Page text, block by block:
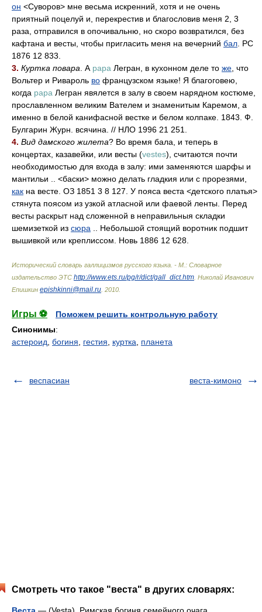
он <Суворов> мне весьма искренний, хотя и не очень
приятный поцелуй и, перекрестив и благословив меня 2, 3
раза, отправился в опочивальню, но скоро возвратился, без
кафтана и весты, чтобы пригласить меня на вечерний бал . РС
1876 12 833.
3. Куртка повара . А papa Легран, в кухонном деле то же , что
Вольтер и Ривароль во французском языке! Я благоговею,
когда papa Легран явялется в залу в своем нарядном костюме,
прославленном великим Вателем и знаменитым Каремом, а
именно в белой канифасной вестке и белом колпаке. 1843. Ф.
Булгарин Журн. всячина. // НЛО 1996 21 251.
4. Вид дамского жилета? Во время бала, и теперь в
концертах, казавейки, или весты (vestes), считаются почти
необходимостью для входа в залу: ими заменяются шарфы и
мантильи .. <баски> можно делать гладкия или с прорезями,
как на весте. ОЗ 1851 3 8 127. У пояса веста <детского платья>
стянута поясом из узкой атласной или фаевой ленты. Перед
весты раскрыт над сложенной в неправильныя складки
шемизеткой из сюра .. Небольшой стоящий воротник подшит
вышивкой или креплиссом. Новь 1886 12 628.
Исторический словарь галлицизмов русского языка. - М.: Словарное
издательство ЭТС http://www.ets.ru/pg/r/dict/gall_dict.htm Николай Иванович
Епишкин epishkinni@mail.ru 2010
Игры ⚽
Поможем решить контрольную работу
Синонимы:
астероид богиня гестия куртка планета
веспасиан веста-кимоно
Смотреть что такое "веста" в других словарях: